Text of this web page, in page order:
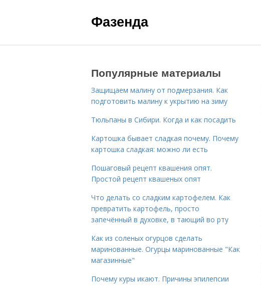
Фазенда
Популярные материалы
Защищаем малину от подмерзания. Как
подготовить малину к укрытию на зиму
Тюльпаны в Сибири. Когда и как посадить
Картошка бывает сладкая почему. Почему
картошка сладкая: можно ли есть
Пошаговый рецепт квашения опят.
Простой рецепт квашеных опят
Что делать со сладким картофелем. Как
превратить картофель, просто
запечённый в духовке, в тающий во рту
Как из соленых огурцов сделать
маринованные. Огурцы маринованные "Как
магазинные"
Почему куры икают. Причины эпилепсии